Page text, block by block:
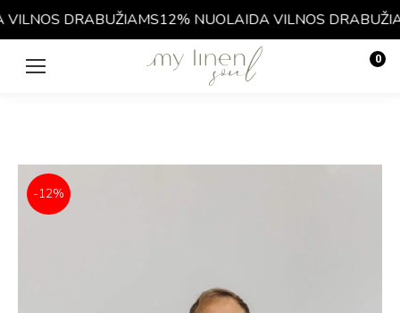
DRABUŽIAMS12% NUOLAIDA VILNOS
0
-12%